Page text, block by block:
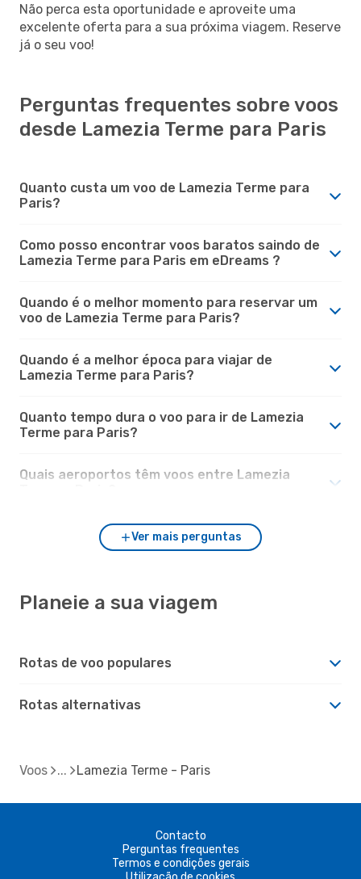
Não perca esta oportunidade e aproveite uma
excelente oferta para a sua próxima viagem. Reserve
já o seu voo!
Perguntas frequentes sobre voos
desde Lamezia Terme para Paris
Quanto custa um voo de Lamezia Terme para
Paris?
Como posso encontrar voos baratos saindo de
Lamezia Terme para Paris em eDreams ?
Quando é o melhor momento para reservar um
voo de Lamezia Terme para Paris?
Quando é a melhor época para viajar de
Lamezia Terme para Paris?
Quanto tempo dura o voo para ir de Lamezia
Terme para Paris?
Quais aeroportos têm voos entre Lamezia
Ver mais perguntas
Planeie a sua viagem
Rotas de voo populares
Rotas alternativas
Voos Lamezia Terme - Paris
Contacto
Perguntas frequentes
Termos e condições gerais